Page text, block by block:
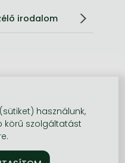
irodalom
használunk,
körű szolgáltatást